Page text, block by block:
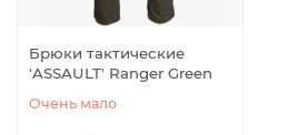
Брюки тактические
′ASSAULT′ Ranger Green
Очень мало